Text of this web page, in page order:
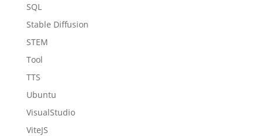
SQL
Stable Diffusion
STEM
Tool
TTS
Ubuntu
VisualStudio
ViteJS